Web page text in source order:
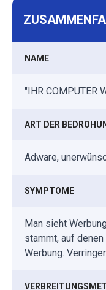
NAME
"IHR COMPUTER
ART DER
Adware,
SYMPTOME
Man sieht
stammt, auf
Werbung.